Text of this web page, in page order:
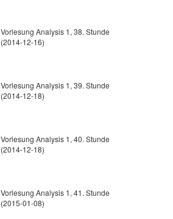
Vorlesung Analysis 1, 38. Stunde
(2014-12-16)
Vorlesung Analysis 1, 39. Stunde
(2014-12-18)
Vorlesung Analysis 1, 40. Stunde
(2014-12-18)
Vorlesung Analysis 1, 41. Stunde
(2015-01-08)